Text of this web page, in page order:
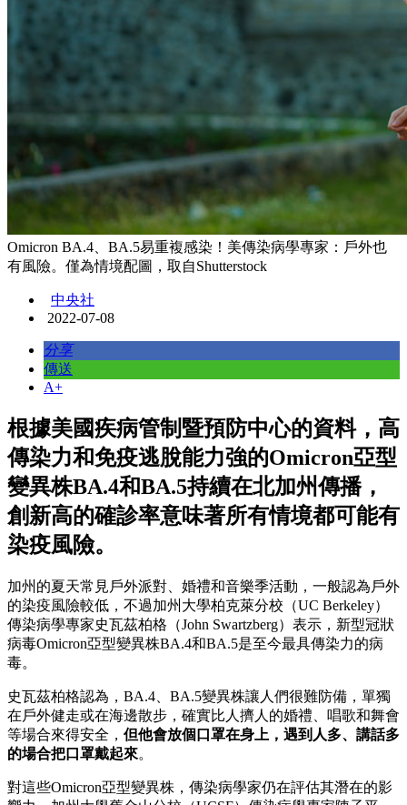
Omicron BA.4、BA.5易重複感染！美傳染病學專家：戶外也
有風險。僅為情境配圖，取自Shutterstock
中央社
2022-07-08
分享
傳送
A+
根據美國疾病管制暨預防中心的資料，高
傳染力和免疫逃脫能力強的Omicron亞型
變異株BA.4和BA.5持續在北加州傳播，
創新高的確診率意味著所有情境都可能有
染疫風險。
加州的夏天常見戶外派對、婚禮和音樂季活動，一般認為戶外
的染疫風險較低，不過加州大學柏克萊分校（UC Berkeley）
傳染病學專家史瓦茲柏格（John Swartzberg）表示，新型冠狀
病毒Omicron亞型變異株BA.4和BA.5是至今最具傳染力的病
毒。
史瓦茲柏格認為，BA.4、BA.5變異株讓人們很難防備，單獨
在戶外健走或在海邊散步，確實比人擠人的婚禮、唱歌和舞會
等場合來得安全， 但他會放個口罩在身上，遇到人多、講話多
的場合把口罩戴起來。
對這些Omicron亞型變異株，傳染病學家仍在評估其潛在的影